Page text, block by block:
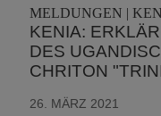
MELDUNGEN |
KENIA:
DES
CHRITON
26. MÄRZ 2021